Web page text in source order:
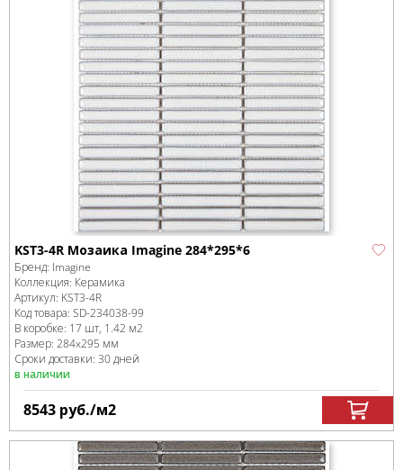
KST3-4R Мозаика Imagine 284*295*6
Бренд: Imagine
Коллекция: Керамика
Артикул: KST3-4R
Код товара: SD-234038-99
В коробке: 17 шт, 1.42 м2
Размер: 284x295 мм
Сроки доставки: 30 дней
в наличии
8543 руб./м2